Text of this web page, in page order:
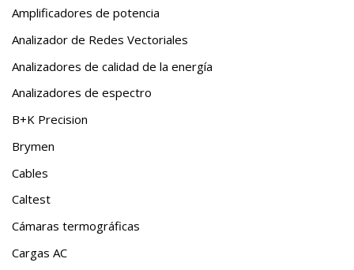
Amplificadores de potencia
Analizador de Redes Vectoriales
Analizadores de calidad de la energía
Analizadores de espectro
B+K Precision
Brymen
Cables
Caltest
Cámaras termográficas
Cargas AC